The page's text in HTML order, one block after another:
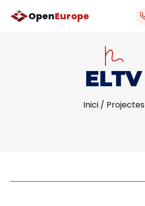
OpenEurope
ELTV
Inici / Projectes